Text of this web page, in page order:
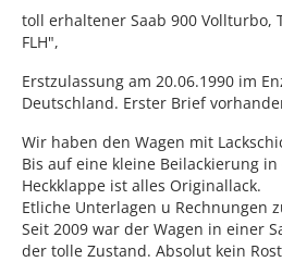
toll erhaltener Saab 900 Vollturbo,
FLH",
Erstzulassung am 20.06.1990 im
Deutschland. Erster Brief
Wir haben den Wagen mit
Bis auf eine kleine Beilackierung
Heckklappe ist alles Originallack.
Etliche Unterlagen u Rechnungen
Seit 2009 war der Wagen in einer
der tolle Zustand. Absolut kein